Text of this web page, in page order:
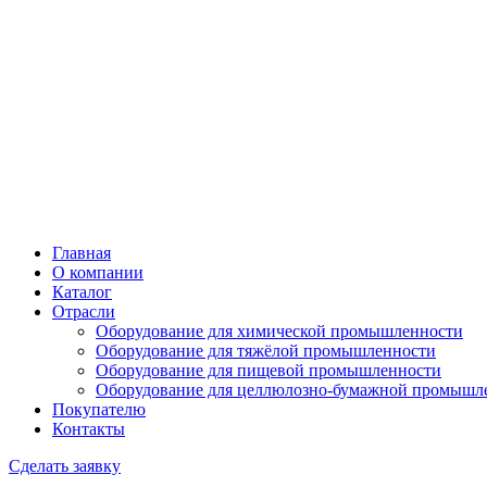
Главная
О компании
Каталог
Отрасли
Оборудование для химической промышленности
Оборудование для тяжёлой промышленности
Оборудование для пищевой промышленности
Оборудование для целлюлозно-бумажной
Покупателю
Контакты
Сделать заявку